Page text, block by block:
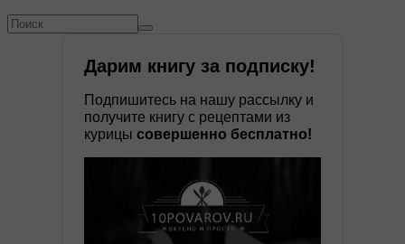
Дарим книгу за подписку!
Подпишитесь на нашу рассылку и
получите книгу с рецептами из
курицы совершенно бесплатно!